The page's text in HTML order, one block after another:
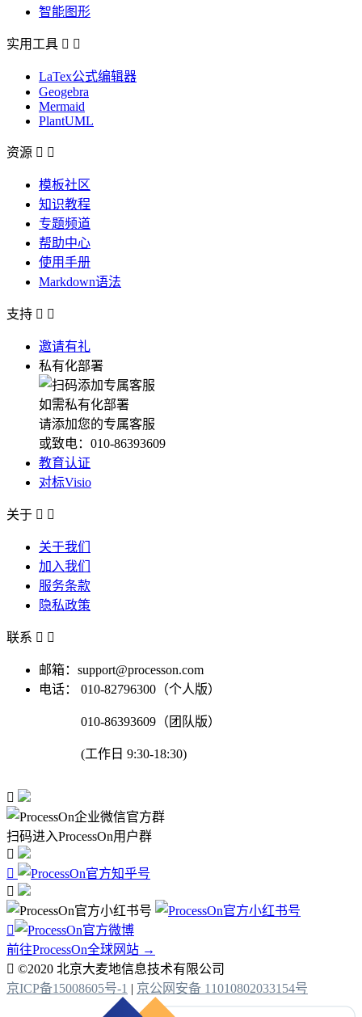
智能图形
实用工具  
LaTex公式编辑器
Geogebra
Mermaid
PlantUML
资源  
模板社区
知识教程
专题频道
帮助中心
使用手册
Markdown语法
支持  
邀请有礼
私有化部署
如需私有化部署
请添加您的专属客服
或致电：010-86393609
教育认证
对标Visio
关于  
关于我们
加入我们
服务条款
隐私政策
联系  
邮箱：support@processon.com
电话：
010-82796300（个人版）
010-86393609（团队版）
(工作日 9:30-18:30)

扫码进入ProcessOn用户群




前往ProcessOn全球网站 →
 ©2020 北京大麦地信息技术有限公司
京ICP备15008605号-1 | 京公网安备 11010802033154号